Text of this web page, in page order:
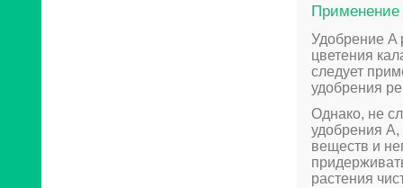
Применение
Удобрение A
цветения
следует
удобрения
Однако, не
удобрения A,
веществ и
растения